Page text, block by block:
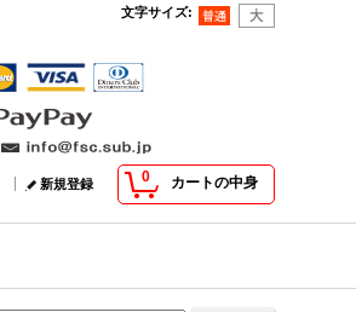
文字サイズ:
0 カートの中身
新規登録